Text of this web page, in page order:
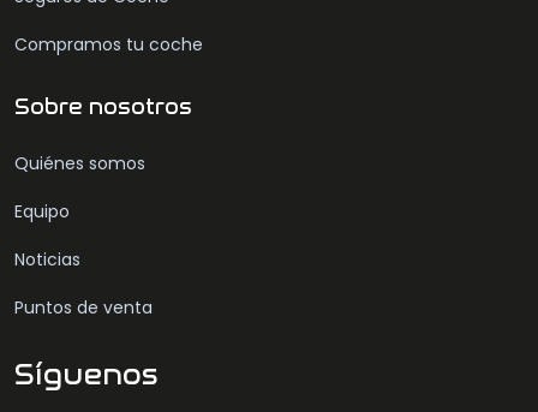
Compramos tu coche
Sobre nosotros
Quiénes somos
Equipo
Noticias
Puntos de venta
Síguenos